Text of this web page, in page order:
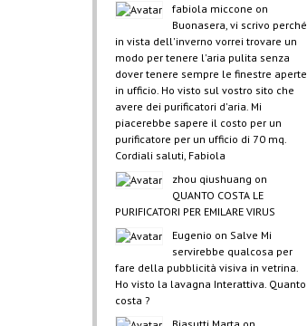
fabiola miccone on
Buonasera, vi scrivo perché
in vista dell'inverno vorrei trovare un
modo per tenere l'aria pulita senza
dover tenere sempre le finestre aperte
in ufficio. Ho visto sul vostro sito che
avere dei purificatori d'aria. Mi
piacerebbe sapere il costo per un
purificatore per un ufficio di 70 mq.
Cordiali saluti, Fabiola
zhou qiushuang on
QUANTO COSTA LE
PURIFICATORI PER EMILARE VIRUS
Eugenio on Salve Mi
servirebbe qualcosa per
fare della pubblicità visiva in vetrina.
Ho visto la lavagna Interattiva. Quanto
costa ?